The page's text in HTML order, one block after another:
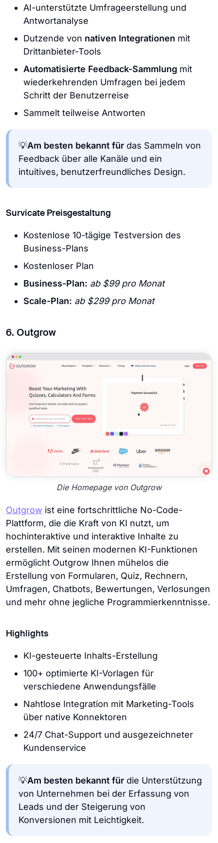
AI-unterstützte Umfrageerstellung und
Antwortanalyse
Dutzende von nativen Integrationen mit
Drittanbieter-Tools
Automatisierte Feedback-Sammlung mit
wiederkehrenden Umfragen bei jedem
Schritt der Benutzerreise
Sammelt teilweise Antworten
💡Am besten bekannt für das Sammeln von
Feedback über alle Kanäle und ein
intuitives, benutzerfreundliches Design.
Survicate Preisgestaltung
Kostenlose 10-tägige Testversion des
Business-Plans
Kostenloser Plan
Business-Plan: ab $99 pro Monat
Scale-Plan: ab $299 pro Monat
6. Outgrow
Die Homepage von Outgrow
Outgrow ist eine fortschrittliche No-Code-
Plattform, die die Kraft von KI nutzt, um
hochinteraktive und interaktive Inhalte zu
erstellen. Mit seinen modernen KI-Funktionen
ermöglicht Outgrow Ihnen mühelos die
Erstellung von Formularen, Quiz, Rechnern,
Umfragen, Chatbots, Bewertungen, Verlosungen
und mehr ohne jegliche Programmierkenntnisse.
Highlights
KI-gesteuerte Inhalts-Erstellung
100+ optimierte KI-Vorlagen für
verschiedene Anwendungsfälle
Nahtlose Integration mit Marketing-Tools
über native Konnektoren
24/7 Chat-Support und ausgezeichneter
Kundenservice
💡Am besten bekannt für die Unterstützung
von Unternehmen bei der Erfassung von
Leads und der Steigerung von
Konversionen mit Leichtigkeit.